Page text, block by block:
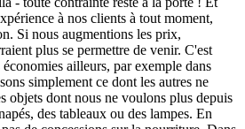
à nos clients à tout moment,
Si nous augmentions les prix,
plus se permettre de venir. C'est
ailleurs, par exemple dans
simplement ce dont les autres ne
objets dont nous ne voulons plus depuis
des tableaux ou des lampes. En